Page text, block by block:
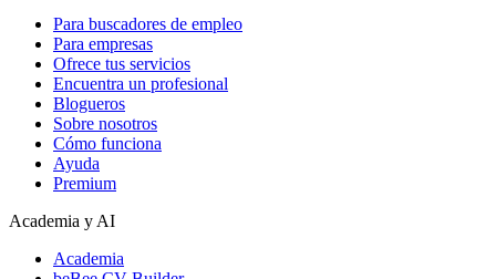
Para buscadores de empleo
Para empresas
Ofrece tus servicios
Encuentra un profesional
Blogueros
Sobre nosotros
Cómo funciona
Ayuda
Premium
Academia y AI
Academia